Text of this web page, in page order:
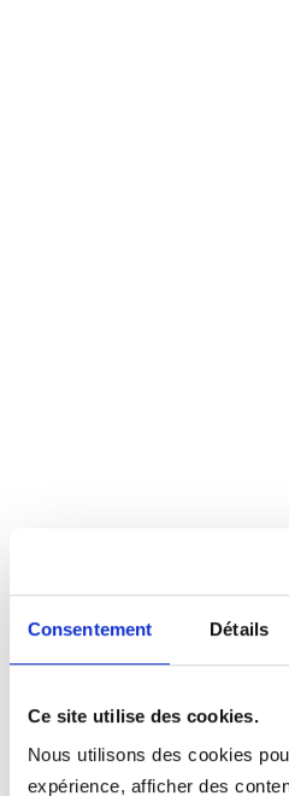
Consentement Détails
Ce site utilise des cookies.
Nous utilisons des cookies
expérience, afficher des